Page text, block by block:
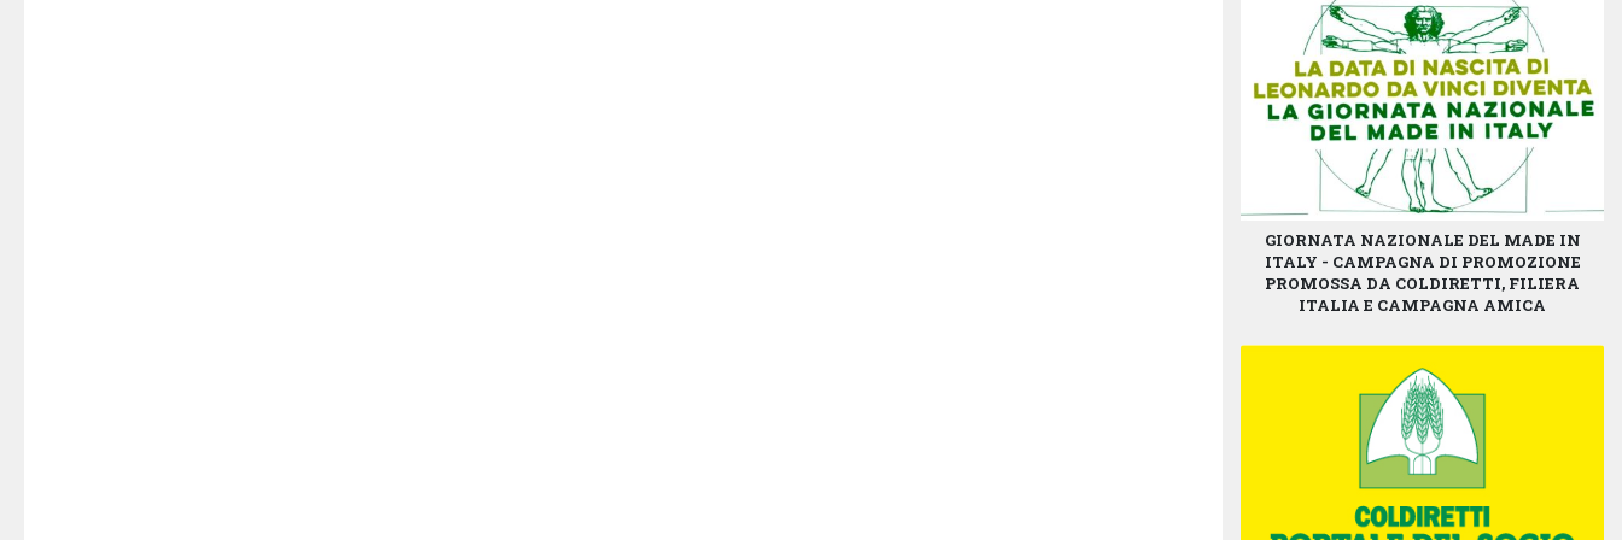
GIORNATA NAZIONALE DEL MADE IN
ITALY - CAMPAGNA DI PROMOZIONE
PROMOSSA DA COLDIRETTI, FILIERA
ITALIA E CAMPAGNA AMICA